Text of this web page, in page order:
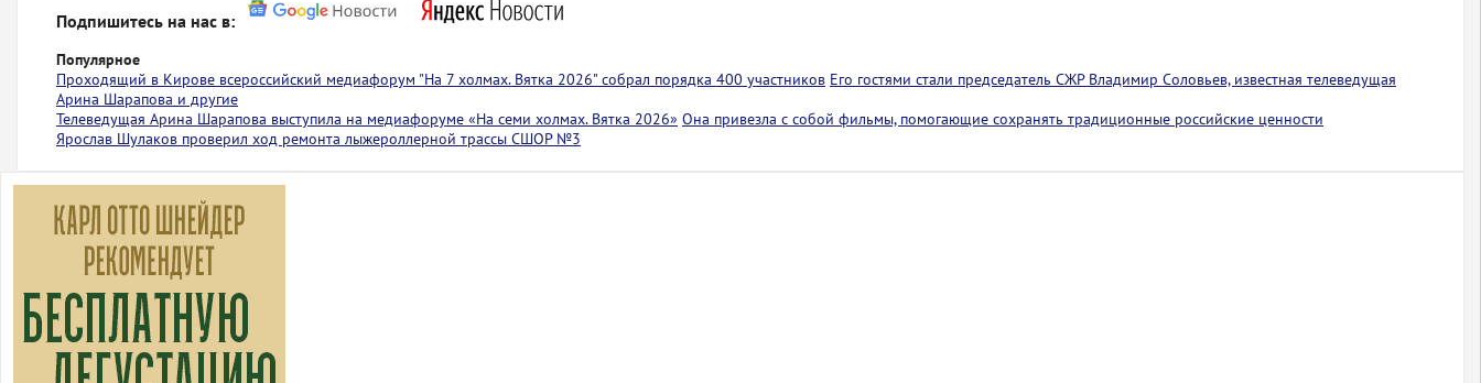
Подпишитесь на нас в:
Популярное
Проходящий в Кирове всероссийский медиафорум "На 7 холмах. Вятка 2026" собрал порядка 400 участников Его гостями стали председатель СЖР Владимир Соловьев, известная телеведущая
Арина Шарапова и другие
Телеведущая Арина Шарапова выступила на медиафоруме «На семи холмах. Вятка 2026» Она привезла с собой фильмы, помогающие сохранять традиционные российские ценности
Ярослав Шулаков проверил ход ремонта лыжероллерной трассы СШОР №3